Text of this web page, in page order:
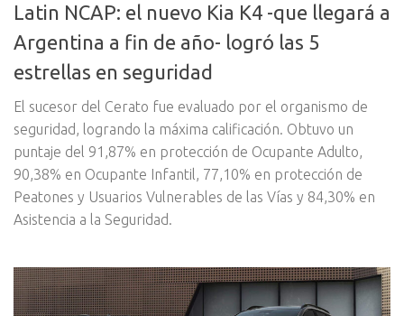
Latin NCAP: el nuevo Kia K4 -que llegará a
Argentina a fin de año- logró las 5
estrellas en seguridad
El sucesor del Cerato fue evaluado por el organismo de
seguridad, logrando la máxima calificación. Obtuvo un
puntaje del 91,87% en protección de Ocupante Adulto,
90,38% en Ocupante Infantil, 77,10% en protección de
Peatones y Usuarios Vulnerables de las Vías y 84,30% en
Asistencia a la Seguridad.